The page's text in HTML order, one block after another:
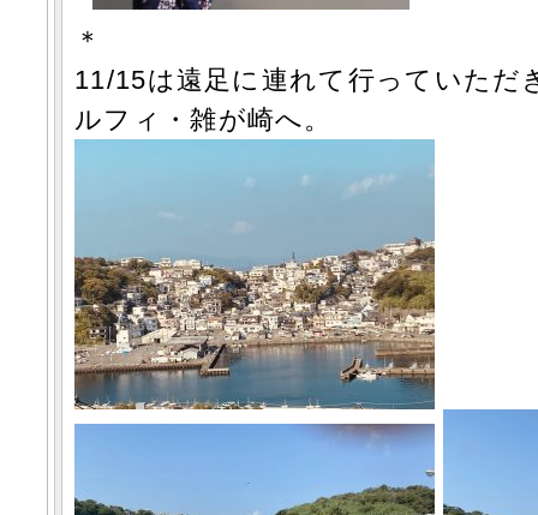
＊
11/15は遠足に連れて行っていただ
ルフィ・雑が崎へ。